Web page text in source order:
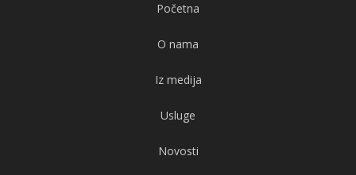
Početna
O nama
Iz medija
Usluge
Novosti